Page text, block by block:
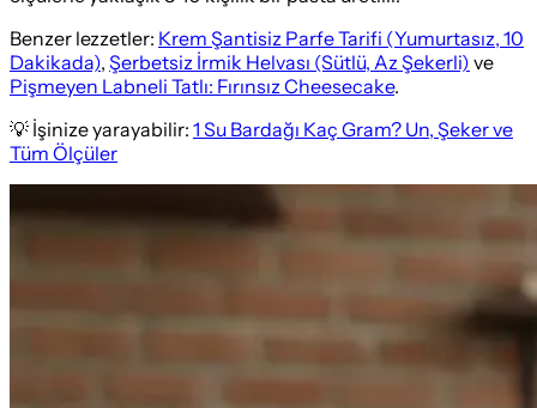
Benzer lezzetler: Krem Şantisiz Parfe Tarifi (Yumurtasız, 10
Dakikada), Şerbetsiz İrmik Helvası (Sütlü, Az Şekerli) ve
Pişmeyen Labneli Tatlı: Fırınsız Cheesecake.
💡 İşinize yarayabilir: 1 Su Bardağı Kaç Gram? Un, Şeker ve
Tüm Ölçüler